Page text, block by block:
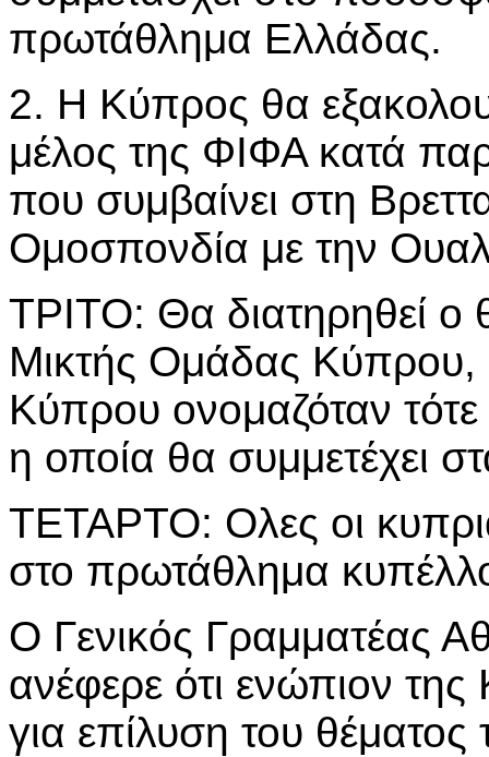
πρωτάθλημα Ελλάδας.
2. Η Κύπρος θα
μέλος της ΦΙΦΑ κατά
που συμβαίνει στη
Ομοσπονδία με την
ΤΡΙΤΟ: Θα διατηρηθεί ο
Μικτής Ομάδας Κύπρου,
Κύπρου ονομαζόταν
η οποία θα συμμετέχει
ΤΕΤΑΡΤΟ: Ολες οι
στο πρωτάθλημα
Ο Γενικός Γραμματέας
ανέφερε ότι ενώπιον
για επίλυση του θέματος